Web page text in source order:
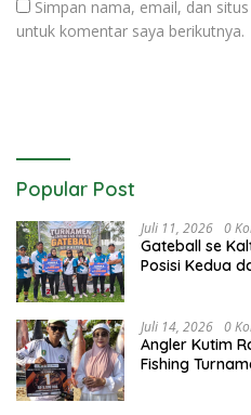
Simpan nama, email, dan
untuk komentar saya berikutnya.
Popular Post
Juli 11, 2026 0
Gateball se
Posisi Kedua
Juli 14, 2026 0
Angler Kutim
Fishing